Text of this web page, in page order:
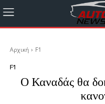
Αρχική F1
F1
Ο Καναδάς θα